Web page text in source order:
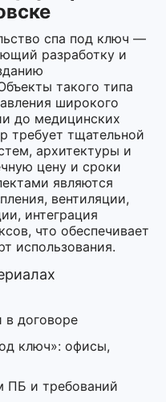
спа под ключ —
разработку и
такого типа
широкого
до медицинских
требует тщательной
архитектуры и
цену и сроки
являются
вентиляции,
интеграция
что обеспечивает
использования.
договоре
ключ»: офисы,
ПБ и требований